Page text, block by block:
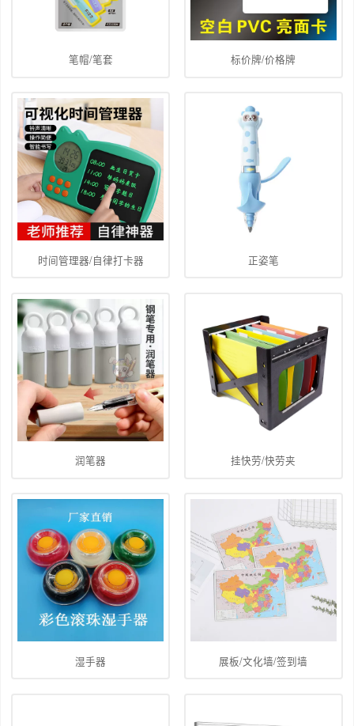
笔帽/笔套 标价牌/价格牌
时间管理器/自律打卡器 正姿笔
润笔器 挂快劳/快劳夹
湿手器 展板/文化墙/签到墙